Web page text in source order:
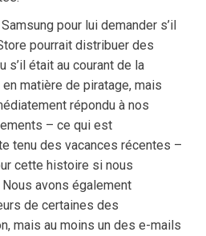
pour lui demander s’il
pourrait distribuer des
était au courant de la
matière de piratage, mais
répondu à nos
– ce qui est
tenu des vacances récentes –
cette histoire si nous
avons également
de certaines des
mais au moins un des e-mails